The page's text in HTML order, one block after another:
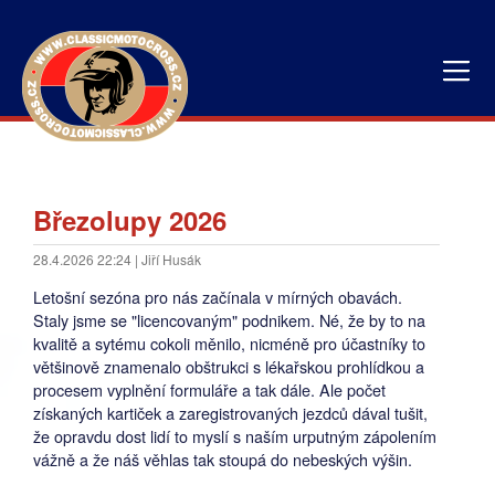
Březolupy 2026
28.4.2026 22:24 | Jiří Husák
Letošní sezóna pro nás začínala v mírných obavách.
Staly jsme se "licencovaným" podnikem. Né, že by to na
kvalitě a sytému cokoli měnilo, nicméně pro účastníky to
většinově znamenalo obštrukci s lékařskou prohlídkou a
procesem vyplnění formuláře a tak dále. Ale počet
získaných kartiček a zaregistrovaných jezdců dával tušit,
že opravdu dost lidí to myslí s naším urputným zápolením
vážně a že náš věhlas tak stoupá do nebeských výšin.